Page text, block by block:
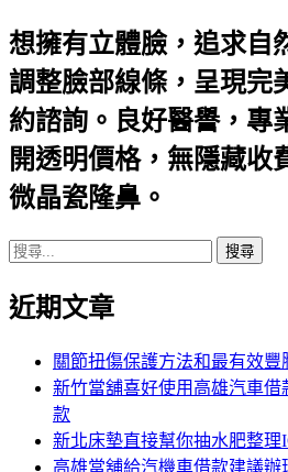
想擁有立體臉，追求自
調整臉部線條，呈現完
約諮詢。良好醫譽，專
開透明價格，無隱藏收
微晶瓷隆鼻。
搜
關
近期文章
關節扭傷保護方法和最有效
新竹當舖喜好使用高雄汽車
款
新北床墊直接幫你抽水肥整理
高雄當舖給汽機車借款建議辦